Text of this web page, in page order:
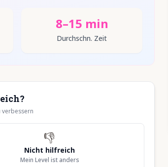
8–15 min
Durchschn. Zeit
verbessern
👎
Nicht hilfreich
Mein Level ist anders